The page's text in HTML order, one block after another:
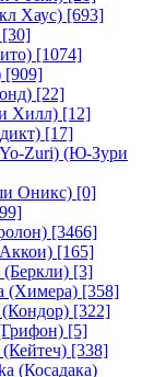
Хаус) [693]
[30]
[1074]
[909]
[22]
Хилл) [12]
[17]
Zuri) (Ю-Зури
Оникс) [0]
[3466]
[165]
[3]
(Химера) [358]
[322]
[5]
[338]
(Косадака)